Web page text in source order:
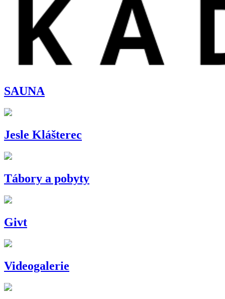
SAUNA
Jesle Klášterec
Tábory a pobyty
Givt
Videogalerie